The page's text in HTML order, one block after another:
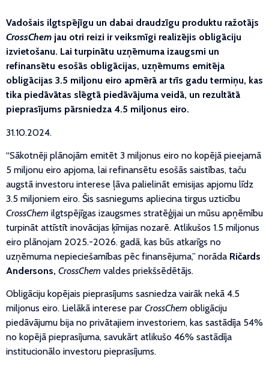
Vadošais ilgtspējīgu un dabai draudzīgu produktu ražotājs
CrossChem jau otri reizi ir veiksmīgi realizējis obligāciju
izvietošanu. Lai turpinātu uzņēmuma izaugsmi un
refinansētu esošās obligācijas, uzņēmums emitēja
obligācijas 3.5 miljonu eiro apmērā ar trīs gadu termiņu, kas
tika piedāvātas slēgtā piedāvājuma veidā, un rezultātā
pieprasījums pārsniedza 4.5 miljonus eiro.
31.10.2024.
“Sākotnēji plānojām emitēt 3 miljonus eiro no kopējā pieejamā
5 miljonu eiro apjoma, lai refinansētu esošās saistības, taču
augstā investoru interese ļāva palielināt emisijas apjomu līdz
3.5 miljoniem eiro. Šis sasniegums apliecina tirgus uzticību
CrossChem ilgtspējīgas izaugsmes stratēģijai un mūsu apņēmību
turpināt attīstīt inovācijas ķīmijas nozarē. Atlikušos 1.5 miljonus
eiro plānojam 2025.-2026. gadā, kas būs atkarīgs no
uzņēmuma nepieciešamības pēc finansējuma,” norāda Ričards
Andersons, CrossChem valdes priekšsēdētājs.
Obligāciju kopējais pieprasījums sasniedza vairāk nekā 4.5
miljonus eiro. Lielākā interese par CrossChem obligāciju
piedāvājumu bija no privātajiem investoriem, kas sastādīja 54%
no kopējā pieprasījuma, savukārt atlikušo 46% sastādīja
institucionālo investoru pieprasījums.